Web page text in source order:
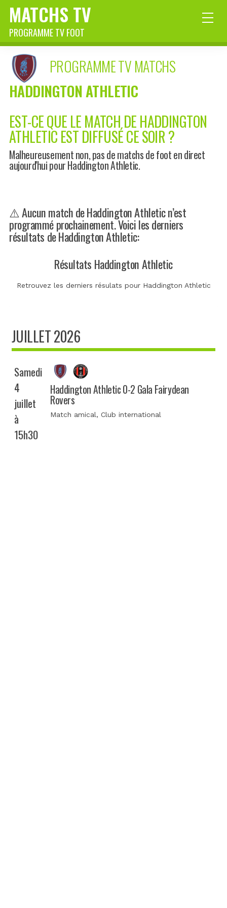
MATCHS TV
PROGRAMME TV FOOT
PROGRAMME TV MATCHS
HADDINGTON ATHLETIC
EST-CE QUE LE MATCH DE HADDINGTON
ATHLETIC EST DIFFUSÉ CE SOIR ?
Malheureusement non, pas de matchs de foot en direct
aujourd'hui pour Haddington Athletic.
⚠️ Aucun match de Haddington Athletic n’est
programmé prochainement. Voici les derniers
résultats de Haddington Athletic:
Résultats Haddington Athletic
Retrouvez les derniers résulats pour Haddington Athletic
JUILLET 2026
Samedi
4
juillet
à
15h30
Haddington Athletic 0-2 Gala Fairydean
Rovers
Match amical, Club international